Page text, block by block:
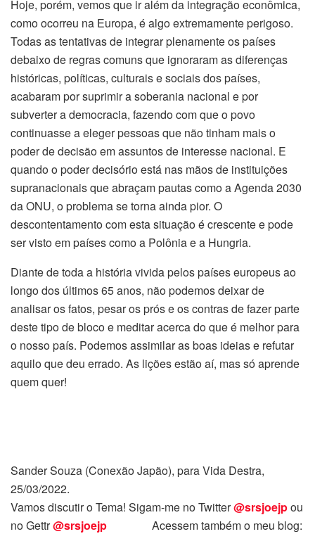
Hoje, porém, vemos que ir além da integração econômica,
como ocorreu na Europa, é algo extremamente perigoso.
Todas as tentativas de integrar plenamente os países
debaixo de regras comuns que ignoraram as diferenças
históricas, políticas, culturais e sociais dos países,
acabaram por suprimir a soberania nacional e por
subverter a democracia, fazendo com que o povo
continuasse a eleger pessoas que não tinham mais o
poder de decisão em assuntos de interesse nacional. E
quando o poder decisório está nas mãos de instituições
supranacionais que abraçam pautas como a Agenda 2030
da ONU, o problema se torna ainda pior. O
descontentamento com esta situação é crescente e pode
ser visto em países como a Polônia e a Hungria.
Diante de toda a história vivida pelos países europeus ao
longo dos últimos 65 anos, não podemos deixar de
analisar os fatos, pesar os prós e os contras de fazer parte
deste tipo de bloco e meditar acerca do que é melhor para
o nosso país. Podemos assimilar as boas ideias e refutar
aquilo que deu errado. As lições estão aí, mas só aprende
quem quer!
Sander Souza (Conexão Japão), para Vida Destra,
25/03/2022.
Vamos discutir o Tema! Sigam-me no Twitter@srsjoejpou
no Gettr@srsjoejp Acessem também o meu blog: